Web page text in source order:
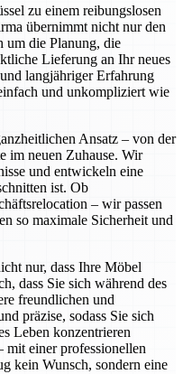
zu einem reibungslosen
übernimmt nicht nur den
um die Planung, die
Lieferung an Ihr neues
langjähriger Erfahrung
und unkompliziert wie
Ansatz – von der
im neuen Zuhause. Wir
und entwickeln eine
ist. Ob
– wir passen
so maximale Sicherheit und
nur, dass Ihre Möbel
dass Sie sich während des
freundlichen und
präzise, sodass Sie sich
Leben konzentrieren
mit einer professionellen
kein Wunsch, sondern eine